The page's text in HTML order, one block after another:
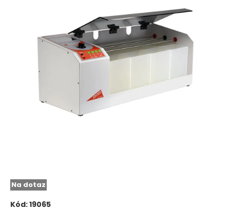
Na dotaz
Kód:19065